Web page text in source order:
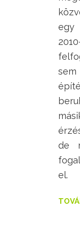
egy
sem
de
el.